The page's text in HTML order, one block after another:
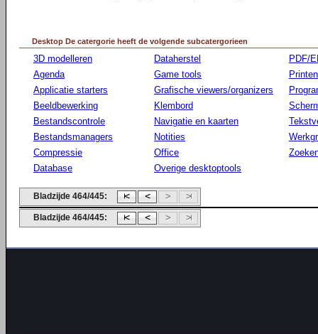
Desktop De catergorie heeft de volgende subcatergorieen
3D modelleren
Agenda
Applicatie starters
Beeldbewerking
Bestandscontrole
Bestandsmanagers
Compressie
Database
Dataherstel
Game tools
Grafische viewers/organizers
Klembord
Navigatie en kaarten
Notities
Office
Overige desktoptools
PDF/
Printen
Bladzijde 464/445:
Bladzijde 464/445: